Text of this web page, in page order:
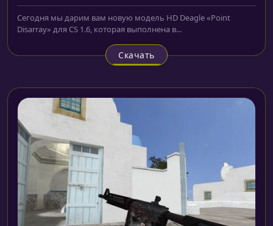
Сегодня мы дарим вам новую модель HD Deagle «Point
Disarray» для CS 1.6, которая выполнена в...
Скачать